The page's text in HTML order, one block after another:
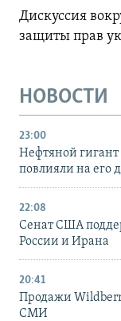
Дискуссия
защиты прав
НОВОСТИ
23:00
Нефтяной гигант
повлияли на его
22:08
Сенат США
России и Ирана
20:41
Продажи
СМИ